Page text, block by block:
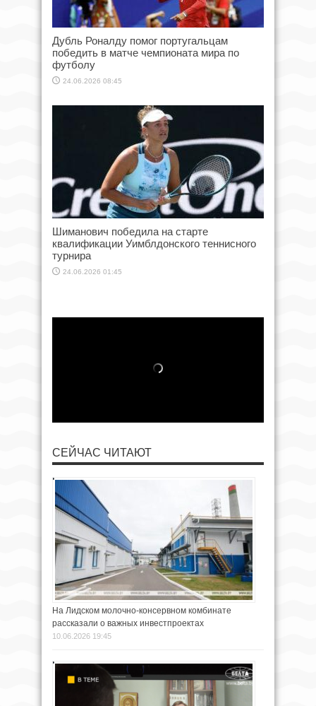
Дубль Роналду помог португальцам
победить в матче чемпионата мира по
футболу
24.06.2026 08:45
Шиманович победила на старте
квалификации Уимблдонского теннисного
турнира
24.06.2026 01:45
СЕЙЧАС ЧИТАЮТ
На Лидском молочно-консервном комбинате
рассказали о важных инвестпроектах
10.06.2026 19:45